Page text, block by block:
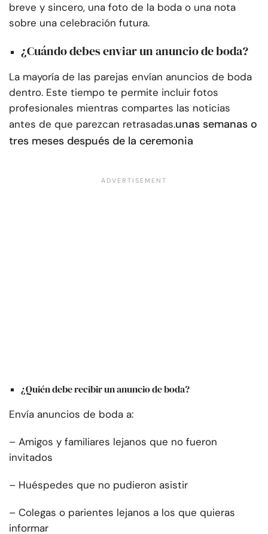
breve y sincero, una foto de la boda o una nota
sobre una celebración futura.
¿Cuándo debes enviar un anuncio de boda?
La mayoría de las parejas envían anuncios de boda
dentro. Este tiempo te permite incluir fotos
profesionales mientras compartes las noticias
antes de que parezcan retrasadas.unas semanas o
tres meses después de la ceremonia
¿Quién debe recibir un anuncio de boda?
Envía anuncios de boda a:
– Amigos y familiares lejanos que no fueron
invitados
– Huéspedes que no pudieron asistir
– Colegas o parientes lejanos a los que quieras
informar